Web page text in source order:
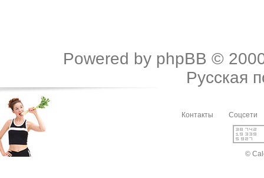
Powered by phpBB ©
Русская
Контакты Соцсети
©